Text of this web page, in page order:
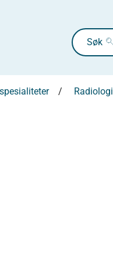
Søk
Radiologi